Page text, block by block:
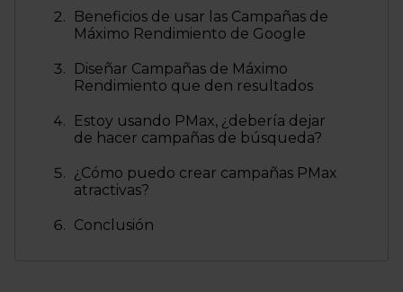
Beneficios de usar las Campañas de
Máximo Rendimiento de Google
Diseñar Campañas de Máximo
Rendimiento que den resultados
Estoy usando PMax, ¿debería dejar
de hacer campañas de búsqueda?
¿Cómo puedo crear campañas PMax
atractivas?
Conclusión